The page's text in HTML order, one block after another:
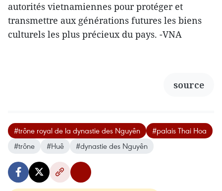
autorités vietnamiennes pour protéger et
transmettre aux générations futures les biens
culturels les plus précieux du pays. -VNA
source
#trône royal de la dynastie des Nguyên
#palais Thai Hoa
#trône
#Huê #dynastie des Nguyên